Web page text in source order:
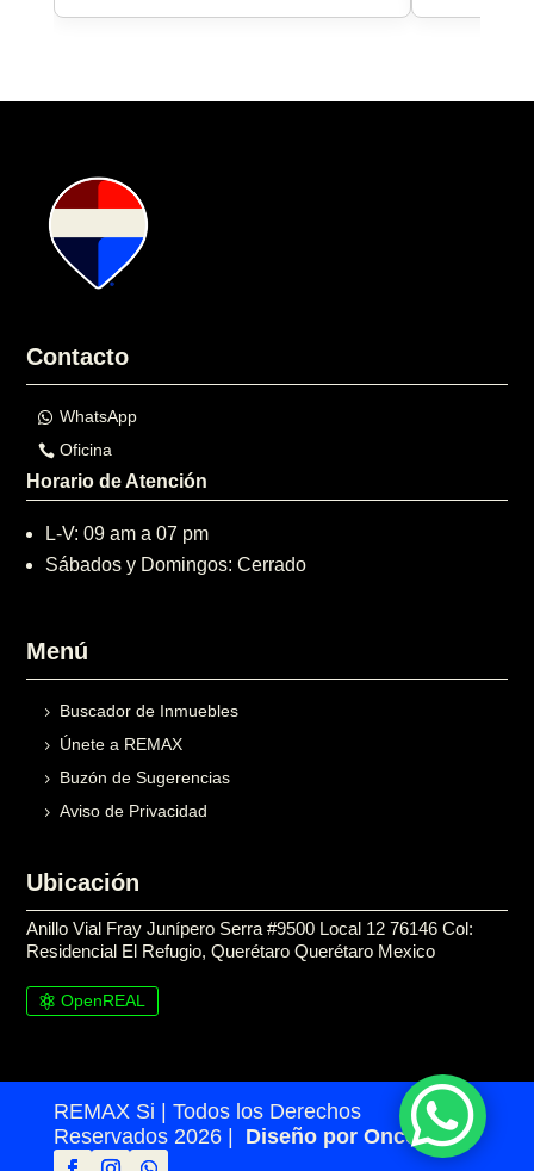
Contacto
WhatsApp
Oficina
Horario de Atención
L-V: 09 am a 07 pm
Sábados y Domingos: Cerrado
Menú
Buscador de Inmuebles
Únete a REMAX
Buzón de Sugerencias
Aviso de Privacidad
Ubicación
Anillo Vial Fray Junípero Serra #9500 Local 12 76146 Col:
Residencial El Refugio, Querétaro Querétaro Mexico
OpenREAL
REMAX Si | Todos los Derechos
Reservados 2026 | Diseño por Once24